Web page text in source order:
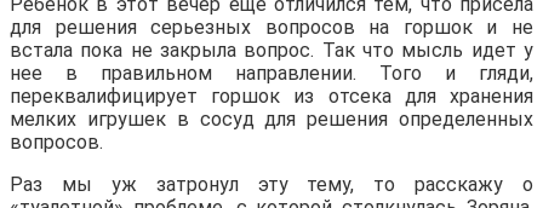
для решения серьезных вопросов на горшок и не
встала пока не закрыла вопрос. Так что мысль идет у
нее в правильном направлении. Того и гляди,
переквалифицирует горшок из отсека для хранения
мелких игрушек в сосуд для решения определенных
вопросов.
Раз мы уж затронул эту тему, то расскажу о